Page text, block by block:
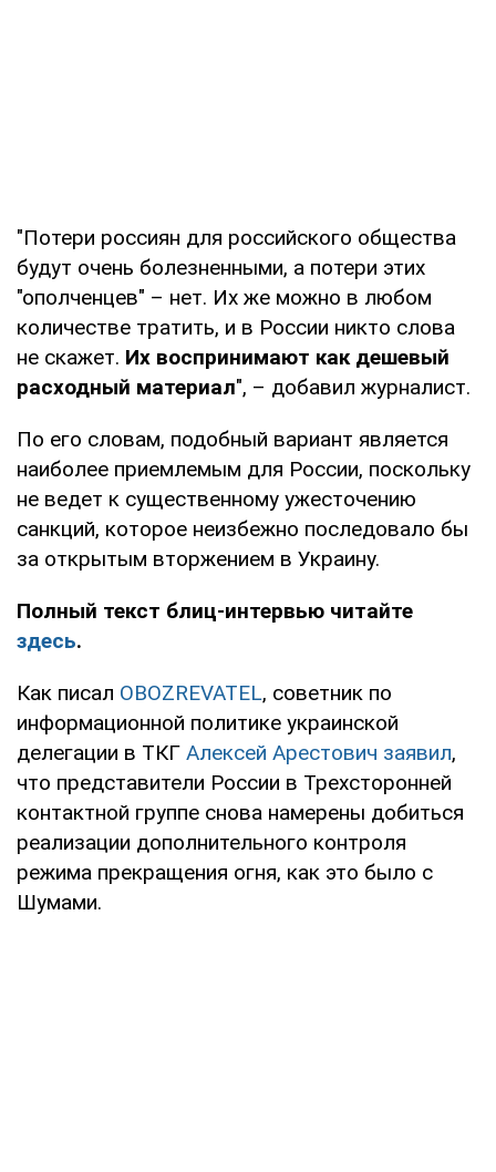
"Потери россиян для российского общества
будут очень болезненными, а потери этих
"ополченцев" – нет. Их же можно в любом
количестве тратить, и в России никто слова
не скажет. Их воспринимают как дешевый
расходный материал", – добавил журналист.
По его словам, подобный вариант является
наиболее приемлемым для России, поскольку
не ведет к существенному ужесточению
санкций, которое неизбежно последовало бы
за открытым вторжением в Украину.
Полный текст блиц-интервью читайте
здесь.
Как писал OBOZREVATEL, советник по
информационной политике украинской
делегации в ТКГ Алексей Арестович заявил,
что представители России в Трехсторонней
контактной группе снова намерены добиться
реализации дополнительного контроля
режима прекращения огня, как это было с
Шумами.